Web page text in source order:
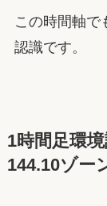
この時間軸で
認識です。
1時間足環
144.10ゾー